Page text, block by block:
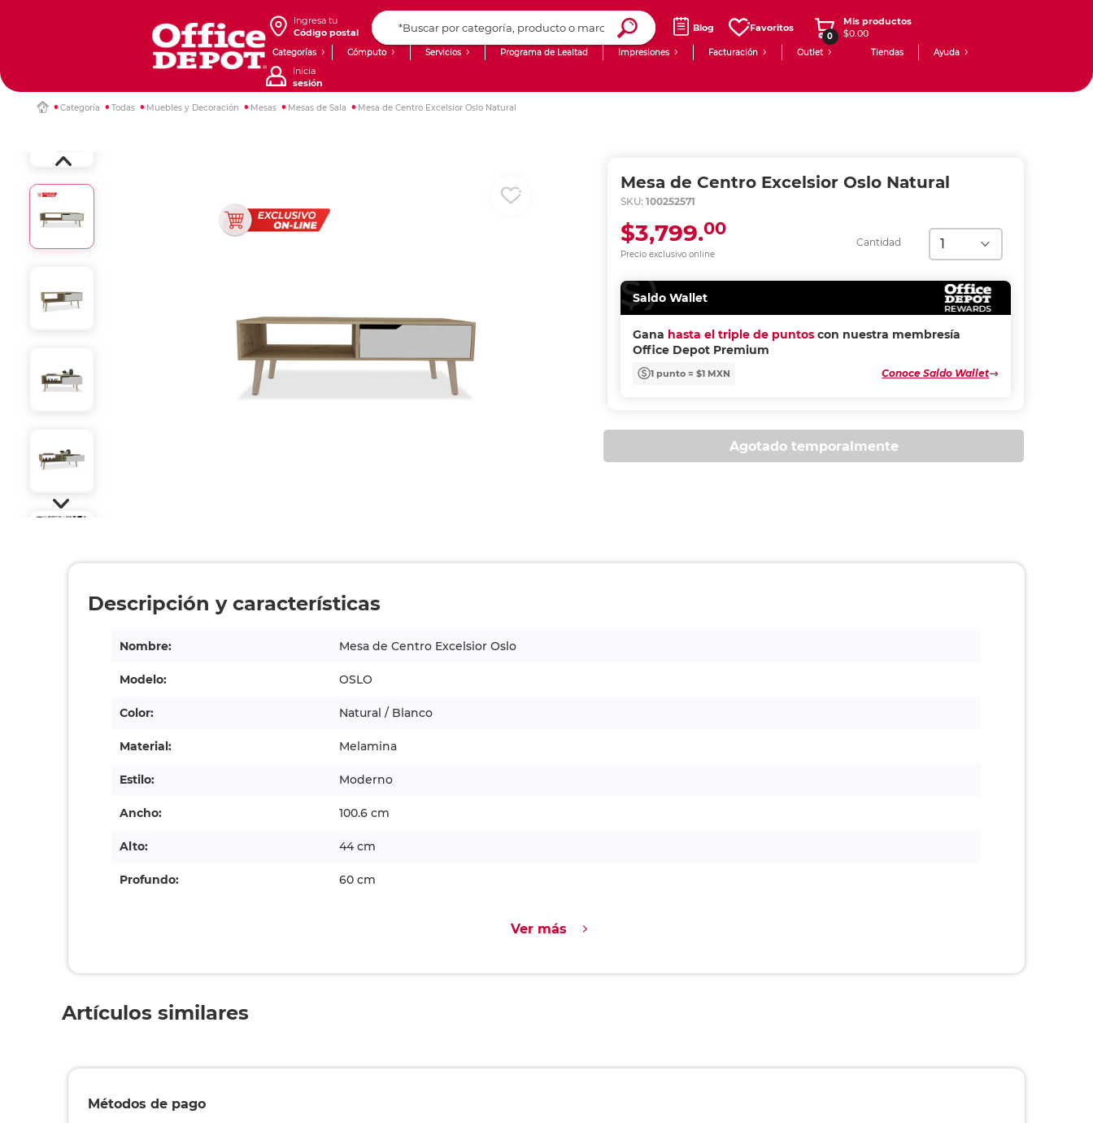
Ingresa tu
Código postal
Blog Favoritos
0
Mis productos
$0.00
Categorías Cómputo Servicios
Venta corporativa
Programa de Lealtad Impresiones Facturación Outlet Tiendas Ayuda
Inicia
sesión
Categoría Todas Muebles y Decoración Mesas Mesas de Sala Mesa de Centro Excelsior Oslo Natural
Mesa de Centro Excelsior Oslo Natural
SKU: 100252571
Cantidad
Precio exclusivo online
$3,799.00
Saldo Wallet
Gana hasta el triple de puntos con nuestra membresía
Office Depot Premium
1 punto = $1 MXN Conoce Saldo Wallet
Agotado temporalmente
Descripción y características
Nombre: Mesa de Centro Excelsior Oslo
Modelo: OSLO
Color: Natural / Blanco
Material: Melamina
Estilo: Moderno
Ancho: 100.6 cm
Alto: 44 cm
Profundo: 60 cm
Ver más
Artículos similares
Métodos de pago